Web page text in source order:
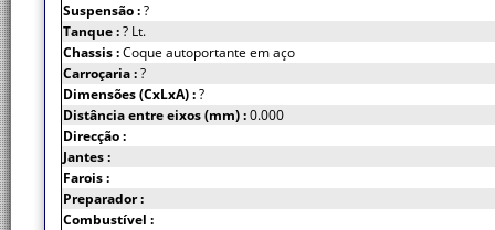
Suspensão :?
Tanque :? Lt.
Chassis :Coque autoportante em aço
Carroçaria :?
Dimensões (CxLxA) :?
Distância entre eixos (mm) :0.000
Direcção :
Jantes :
Farois :
Preparador :
Combustível :